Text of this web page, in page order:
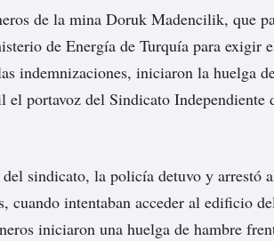
de la mina Doruk Madencilik, que
de Energía de Turquía para exigir
indemnizaciones, iniciaron la huelga
el portavoz del Sindicato Independiente
del sindicato, la policía detuvo y arrestó
cuando intentaban acceder al edificio
iniciaron una huelga de hambre